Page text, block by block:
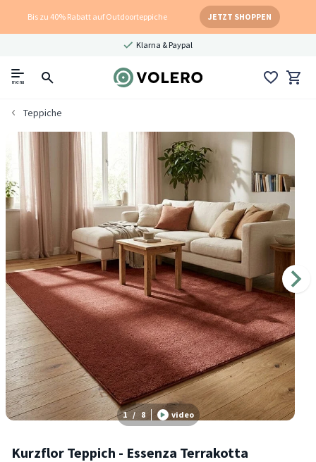
Bis zu 40% Rabatt auf Outdoorteppiche JETZT SHOPPEN
Klarna & Paypal
menu
Teppiche
1 / 8 video
Kurzflor Teppich - Essenza Terrakotta